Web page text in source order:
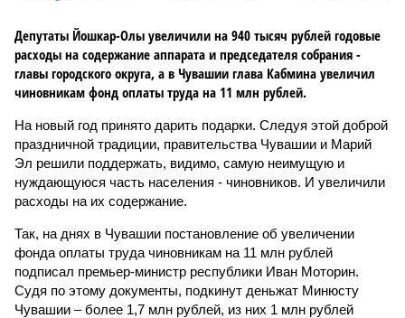
Депутаты Йошкар-Олы увеличили на 940 тысяч рублей годовые
расходы на содержание аппарата и председателя собрания -
главы городского округа, а в Чувашии глава Кабмина увеличил
чиновникам фонд оплаты труда на 11 млн рублей.
На новый год принято дарить подарки. Следуя этой доброй
праздничной традиции, правительства Чувашии и Марий
Эл решили поддержать, видимо, самую неимущую и
нуждающуюся часть населения - чиновников. И увеличили
расходы на их содержание.
Так, на днях в Чувашии постановление об увеличении
фонда оплаты труда чиновникам на 11 млн рублей
подписал премьер-министр республики Иван Моторин.
Судя по этому документы, подкинут деньжат Минюсту
Чувашии – более 1,7 млн рублей, из них 1 млн рублей